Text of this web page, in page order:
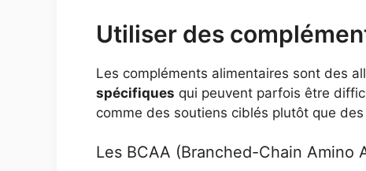
Utiliser des
Les compléments alimentaires sont des
spécifiques qui peuvent parfois être
comme des soutiens ciblés plutôt que
Les BCAA (Branched-Chain Amino